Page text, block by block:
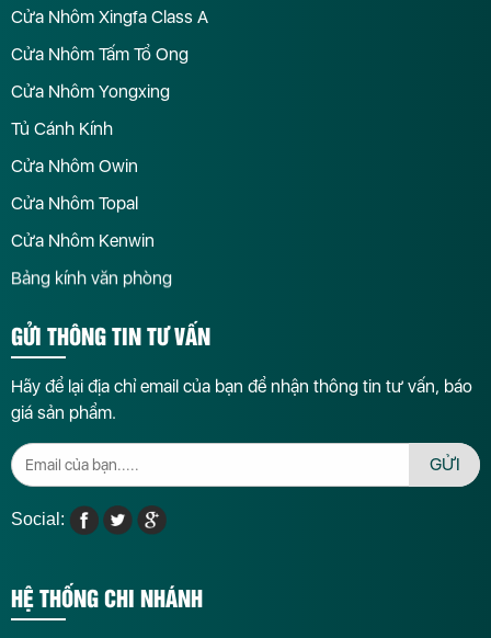
Cửa Nhôm Xingfa Class A
Cửa Nhôm Tấm Tổ Ong
Cửa Nhôm Yongxing
Tủ Cánh Kính
Cửa Nhôm Owin
Cửa Nhôm Topal
Cửa Nhôm Kenwin
Bảng kính văn phòng
GỬI THÔNG TIN TƯ VẤN
Hãy để lại địa chỉ email của bạn để nhận thông tin tư vấn, báo
giá sản phẩm.
GỬI
Social:
HỆ THỐNG CHI NHÁNH